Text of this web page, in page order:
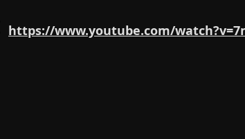
https://www.youtube.com/